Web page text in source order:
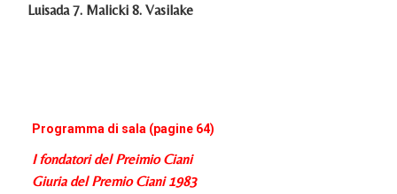
Luisada 7. Malicki 8. Vasilake
Programma di sala (pagine 64)
I fondatori del Preimio Ciani
Giuria del Premio Ciani 1983